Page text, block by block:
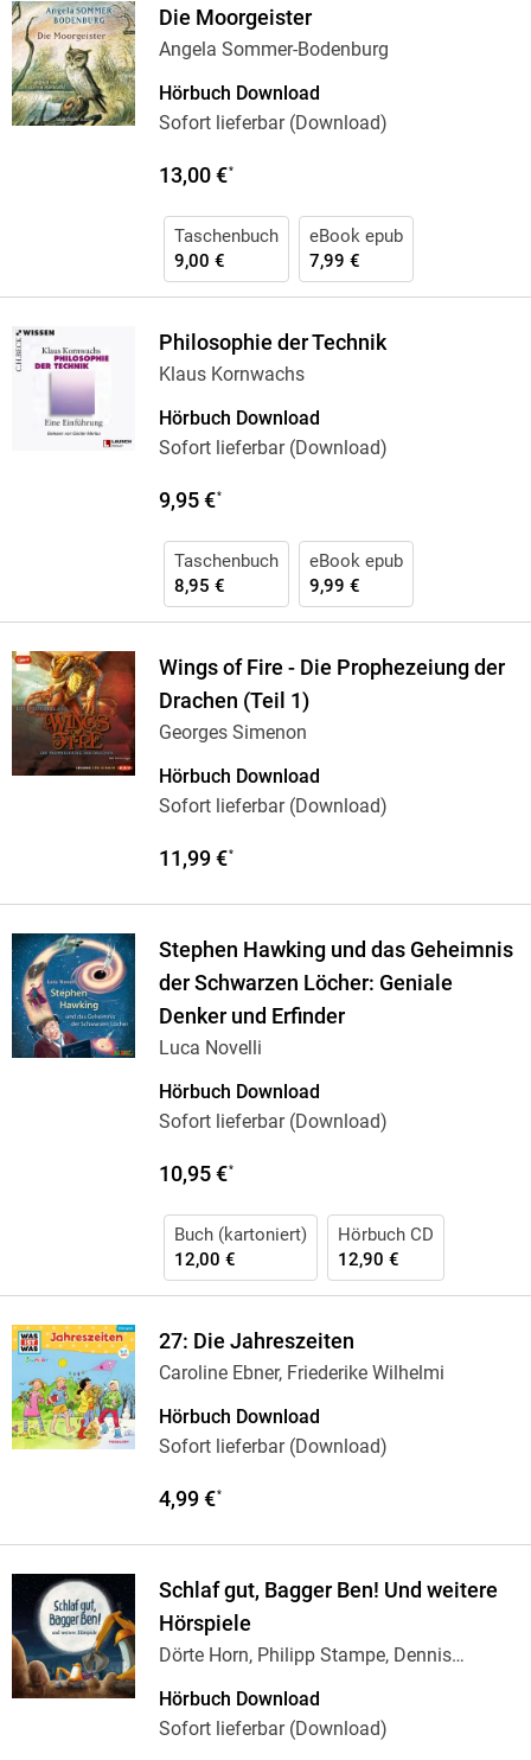
Die Moorgeister
Angela Sommer-Bodenburg
Hörbuch Download
Sofort lieferbar (Download)
13,00 €*
Taschenbuch
9,00 €
eBook epub
7,99 €
Philosophie der Technik
Klaus Kornwachs
Hörbuch Download
Sofort lieferbar (Download)
9,95 €*
Taschenbuch
8,95 €
eBook epub
9,99 €
Wings of Fire - Die Prophezeiung der
Drachen (Teil 1)
Georges Simenon
Hörbuch Download
Sofort lieferbar (Download)
11,99 €*
Stephen Hawking und das Geheimnis
der Schwarzen Löcher: Geniale
Denker und Erfinder
Luca Novelli
Hörbuch Download
Sofort lieferbar (Download)
10,95 €*
Buch (kartoniert)
12,00 €
Hörbuch CD
12,90 €
27: Die Jahreszeiten
Caroline Ebner, Friederike Wilhelmi
Hörbuch Download
Sofort lieferbar (Download)
4,99 €*
Schlaf gut, Bagger Ben! Und weitere
Hörspiele
Dörte Horn, Philipp Stampe, Dennis
Hörbuch Download
Sofort lieferbar (Download)